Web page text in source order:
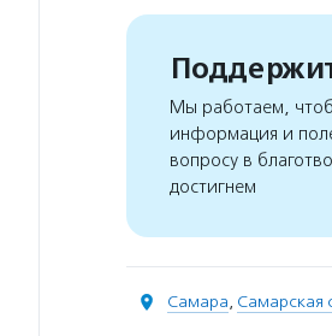
Мы работаем,
информация и
вопросу в
достигнем
Самара, Самарская